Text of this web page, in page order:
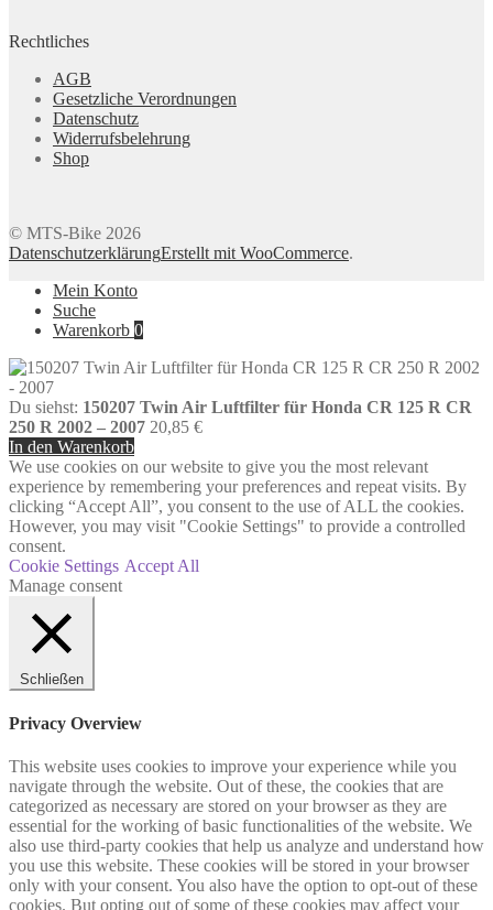
Rechtliches
AGB
Gesetzliche Verordnungen
Datenschutz
Widerrufsbelehrung
Shop
© MTS-Bike 2026
DatenschutzerklärungErstellt mit WooCommerce.
Mein Konto
Suche
Warenkorb 0
Du siehst: 150207 Twin Air Luftfilter für Honda CR 125 R CR
250 R 2002 – 2007 20,85 €
In den Warenkorb
We use cookies on our website to give you the most relevant
experience by remembering your preferences and repeat visits. By
clicking “Accept All”, you consent to the use of ALL the cookies.
However, you may visit "Cookie Settings" to provide a controlled
consent.
Cookie Settings Accept All
Manage consent
Schließen
Privacy Overview
This website uses cookies to improve your experience while you
navigate through the website. Out of these, the cookies that are
categorized as necessary are stored on your browser as they are
essential for the working of basic functionalities of the website. We
also use third-party cookies that help us analyze and understand how
you use this website. These cookies will be stored in your browser
only with your consent. You also have the option to opt-out of these
cookies. But opting out of some of these cookies may affect your